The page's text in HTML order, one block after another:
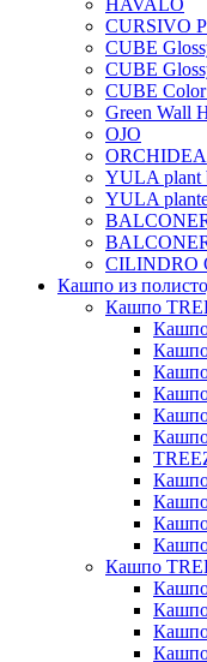
Стрелиция (Strelitzia)
Трахикарпус (Trachycarpus)
Вашингтония (Washingtonia)
Stone
Lindy
Karlijn
Mees
Moda
CURSIVO
CUBE
CUBE
CUBE
Green Wall
OJO
ORCHIDEA
YULA plant
YULA
CILINDRO
Кашпо из
Кашпо
Кашпо
Кашпо